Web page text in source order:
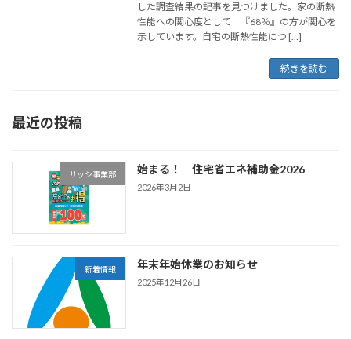
した調査結果の記事を見つけました。家の断熱
性能への関心度として 『68％』の方が関心を
示しています。自宅の断熱性能につ […]
続きを読む
最近の投稿
サッシ事業部 始まる！ 住宅省エネ補助金2026
2026年3月2日
新着情報 年末年始休業のお知らせ
2025年12月26日